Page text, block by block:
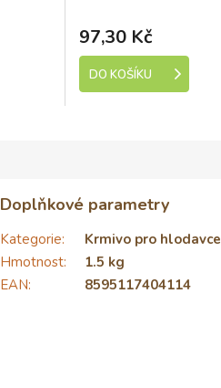
97,30 Kč
DO KOŠÍKU
Doplňkové parametry
Kategorie:
Krmivo pro hlodavce
Hmotnost:
1.5 kg
EAN: 8595117404114